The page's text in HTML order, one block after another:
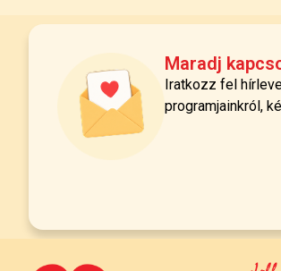
Maradj
Iratkozz fel
programjainkról,